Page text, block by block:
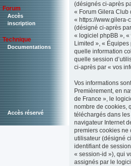
Forum
Accès
inscription
Technique
Documentations
Accès réservé
(désignés ci-après
« Forum Gilera Club
« https://www.gilera-
(désigné ci-après
« logiciel phpBB »,
Limited », « Équipes
quelle information
quelle session
ci-après par « vos
Vos informations
Premièrement, en
de France », le
nombre de cookies,
téléchargés dans
navigateur Internet
premiers cookies ne
utilisateur (désigné
identifiant de
« session-id »), qui
assignés par le